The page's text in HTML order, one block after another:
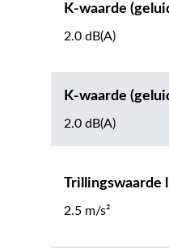
K-waarde
2.0 dB(A)
K-waarde
2.0 dB(A)
Trillingswaarde
2.5 m/s²